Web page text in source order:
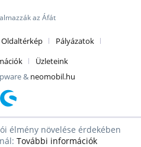
az Áfát
Oldaltérkép
Pályázatok
Üzleteink
& neomobil.hu
élmény növelése érdekében
További információk